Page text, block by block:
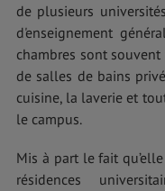
de plusieurs
d'enseignement
chambres sont
de salles de bains
cuisine, la laverie et
le campus.
Mis à part le fait
résidences